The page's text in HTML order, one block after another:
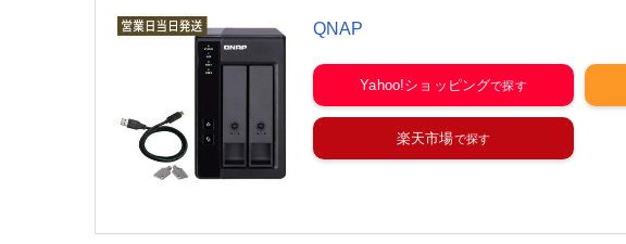
QNAP
Yahoo!ショッピング
楽天市場